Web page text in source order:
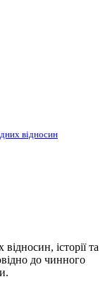
відносин
історії та
до чинного